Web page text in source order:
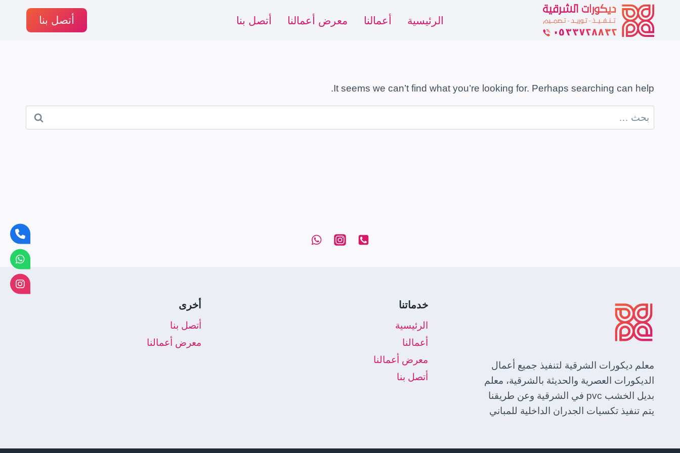
التجاوز
المحتوى
الرئيسية أعمالنا معرض أعمالنا أتصل بنا أتصل بنا
It seems we can’t find what you’re looking for. Perhaps searching can help.
عن:
معلم ديكورات الشرقية لتنفيذ جميع أعمال
الديكورات العصرية والحديثة بالشرقية، معلم
بديل الخشب pvc في الشرقية وعن طريقنا
يتم تنفيذ تكسيات الجدران الداخلية للمباني
خدماتنا
الرئيسية
أعمالنا
معرض أعمالنا
أتصل بنا
أخرى
أتصل بنا
معرض أعمالنا